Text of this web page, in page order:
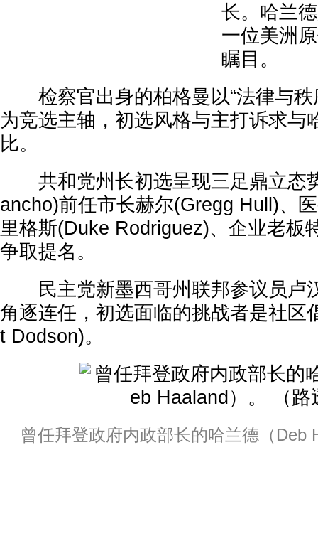
长。哈兰
一位美洲
瞩目。
检察官出身的柏格曼以“法律与秩
为竞选主轴，初选风格与主打诉求与
比。
共和党州长初选呈现三足鼎立态
ancho)前任市长赫尔(Gregg Hull)、
里格斯(Duke Rodriguez)、企业老板
争取提名。
民主党新墨西哥州联邦参议员卢
角逐连任，初选面临的挑战者是社区
t Dodson)。
曾任拜登政府内政部长的哈兰德（Deb